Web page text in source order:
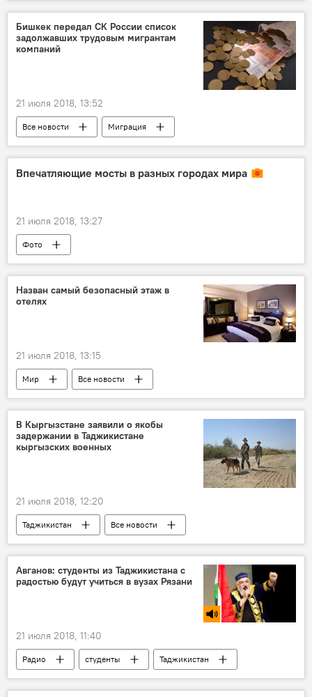
Бишкек передал СК России список
задолжавших трудовым мигрантам
компаний
21 июля 2018, 13:52
Все новости
Миграция
Новости мигрантов из Центральной Азии в России
Впечатляющие мосты в разных городах мира
21 июля 2018, 13:27
Фото
Назван самый безопасный этаж в
отелях
21 июля 2018, 13:15
Мир Все новости
В Кыргызстане заявили о якобы
задержании в Таджикистане
кыргызских военных
21 июля 2018, 12:20
Таджикистан
Все новости
Кыргызстан
граница
Авганов: студенты из Таджикистана с
радостью будут учиться в вузах Рязани
21 июля 2018, 11:40
Радио студенты
Таджикистан
Образование
Россия